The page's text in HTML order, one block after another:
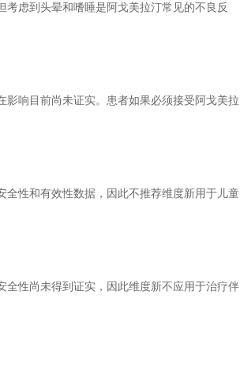
虑到头晕和嗜睡是阿戈美拉汀常见的不良反
响目前尚未证实。患者如果必须接受阿戈美拉
全性和有效性数据，因此不推荐维度新用于儿童
性尚未得到证实，因此维度新不应用于治疗伴